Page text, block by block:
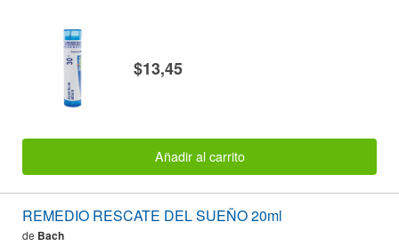
$13,45
Añadir al carrito
REMEDIO RESCATE DEL SUEÑO 20ml
de Bach